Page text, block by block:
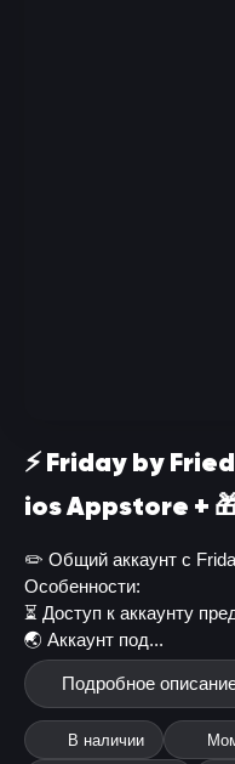
⚡️ Friday by
ios Appstore +
✏️ Общий аккаунт с
Особенности:
⏳ Доступ к аккаунту
🌏 Аккаунт под...
Подробное
В наличии